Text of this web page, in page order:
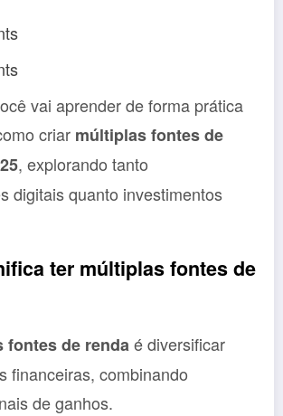
vai aprender de forma prática
criar múltiplas fontes de
, explorando tanto
digitais quanto investimentos
ter múltiplas fontes de
fontes de rendaé diversificar
financeiras, combinando
de ganhos.